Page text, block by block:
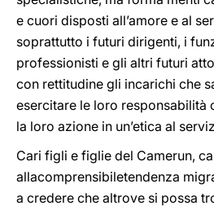
e cuori disposti all’amore e al
soprattutto i futuri dirigenti, i
professionisti e gli altri futuri
con rettitudine gli incarichi che
esercitare le loro responsabilità
la loro azione in un’etica al
Cari figli e figlie del Camerun,
allacomprensibiletendenza
a credere che altrove si possa